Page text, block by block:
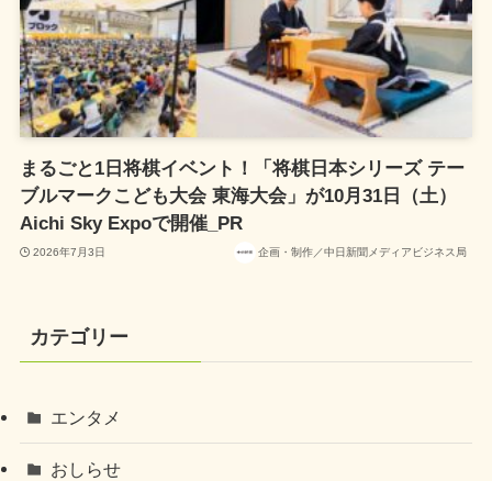
まるごと1日将棋イベント！「将棋日本シリーズ テー
ブルマークこども大会 東海大会」が10月31日（土）
Aichi Sky Expoで開催_PR
2026年7月3日 企画・制作／中日新聞メディアビジネス局
カテゴリー
エンタメ
おしらせ